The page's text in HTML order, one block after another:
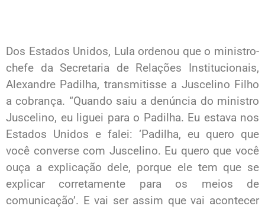
Dos Estados Unidos, Lula ordenou que o ministro-
chefe da Secretaria de Relações Institucionais,
Alexandre Padilha, transmitisse a Juscelino Filho
a cobrança. “Quando saiu a denúncia do ministro
Juscelino, eu liguei para o Padilha. Eu estava nos
Estados Unidos e falei: ‘Padilha, eu quero que
você converse com Juscelino. Eu quero que você
ouça a explicação dele, porque ele tem que se
explicar corretamente para os meios de
comunicação’. E vai ser assim que vai acontecer